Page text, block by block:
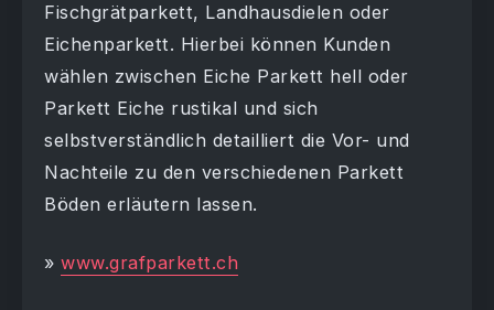
Fischgrätparkett, Landhausdielen oder
Eichenparkett. Hierbei können Kunden
wählen zwischen Eiche Parkett hell oder
Parkett Eiche rustikal und sich
selbstverständlich detailliert die Vor- und
Nachteile zu den verschiedenen Parkett
Böden erläutern lassen.
» www.grafparkett.ch